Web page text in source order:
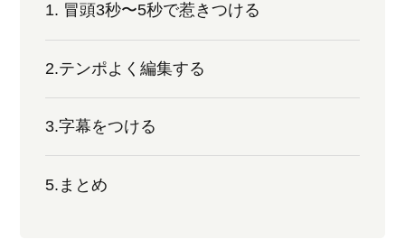
1. 冒頭3秒〜5秒で惹きつける
2.テンポよく編集する
3.字幕をつける
5.まとめ